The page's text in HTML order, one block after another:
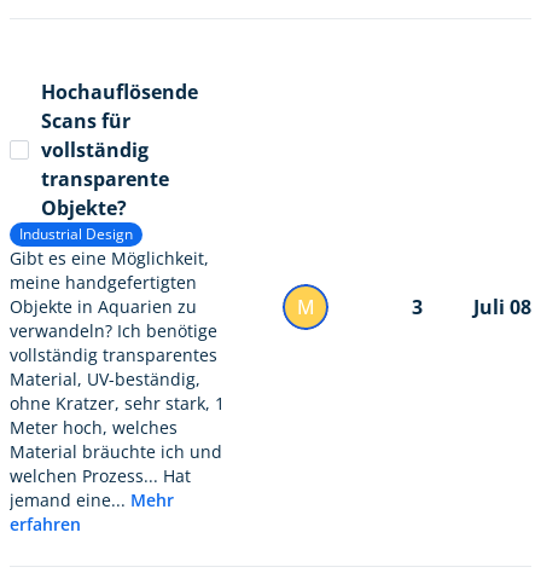
Hochauflösende
Scans für
vollständig
transparente
Objekte?
Industrial Design
Gibt es eine Möglichkeit,
meine handgefertigten
Objekte in Aquarien zu
verwandeln? Ich benötige
vollständig transparentes
Material, UV-beständig,
ohne Kratzer, sehr stark, 1
Meter hoch, welches
Material bräuchte ich und
welchen Prozess... Hat
jemand eine... Mehr
erfahren
M 3 Juli 08